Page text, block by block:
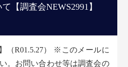
【調査会NEWS2991】
（R01.5.27） ※このメールに
。お問い合わせ等は調査会の